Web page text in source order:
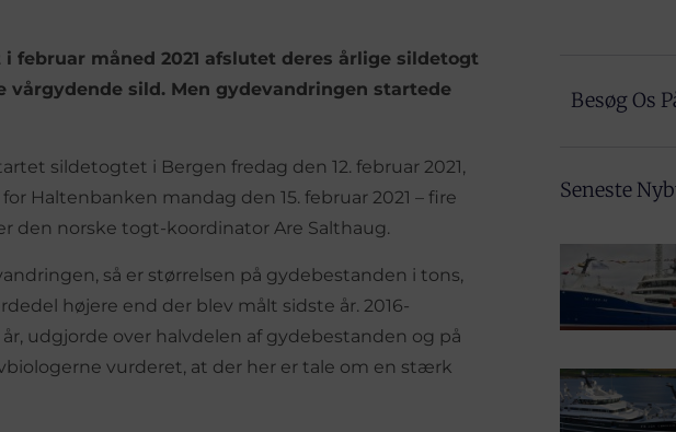
februar måned 2021 afslutet deres årlige sildetogt
vårgydende sild. Men gydevandringen startede
sildetogtet i Bergen fredag den 12. februar 2021,
Haltenbanken mandag den 15. februar 2021 – fire
den norske togt-koordinator Are Salthaug.
så er størrelsen på gydebestanden i tons,
højere end der blev målt sidste år. 2016-
udgjorde over halvdelen af gydebestanden og på
vurderet, at der her er tale om en stærk
Besøg Os
Seneste